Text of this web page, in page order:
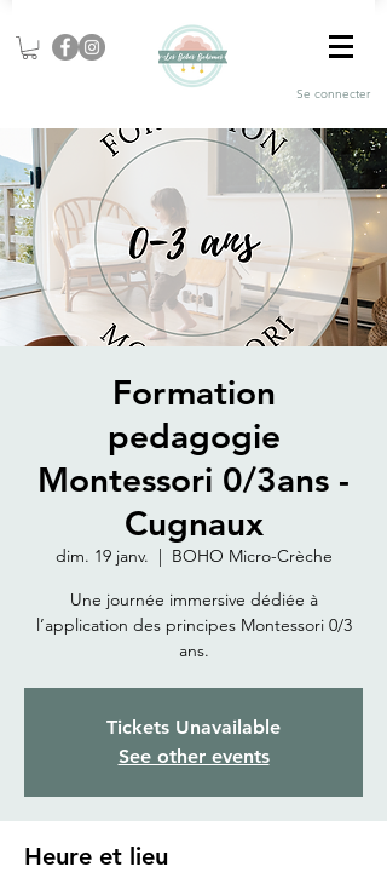
Se connecter
Formation
pedagogie
Montessori 0/3ans -
Cugnaux
dim. 19 janv.
  |
BOHO Micro-Crèche
Une journée immersive dédiée à
l’application des principes Montessori 0/3
ans.
Tickets Unavailable
See other events
Heure et lieu